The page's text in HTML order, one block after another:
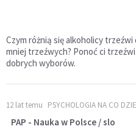
Czym różnią się alkoholicy
mniej trzeźwych? Ponoć ci
dobrych wyborów.
12 lat temu PSYCHOLOGIA NA CO
PAP - Nauka w Polsce / slo